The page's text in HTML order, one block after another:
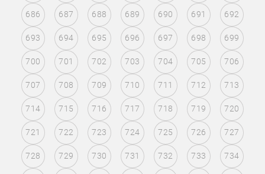
686 687 688 689 690 691 692
693 694 695 696 697 698 699
700 701 702 703 704 705 706
707 708 709 710 711 712 713
714 715 716 717 718 719 720
721 722 723 724 725 726 727
728 729 730 731 732 733 734